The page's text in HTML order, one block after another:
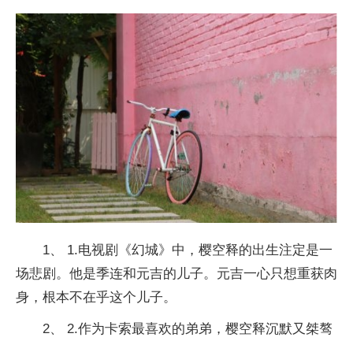
1、 1.电视剧《幻城》中，樱空释的出生注定是一
场悲剧。他是季连和元吉的儿子。元吉一心只想重获肉
身，根本不在乎这个儿子。
2、 2.作为卡索最喜欢的弟弟，樱空释沉默又桀骜